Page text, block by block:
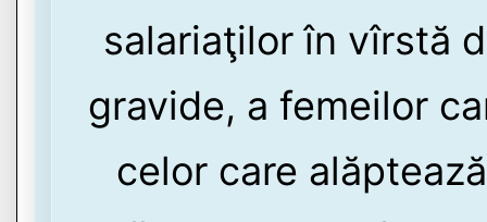
salariaţilor în vîrstă
gravide, a femeilor
celor care